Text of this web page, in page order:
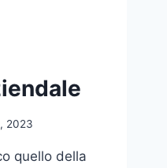
2023
quello della